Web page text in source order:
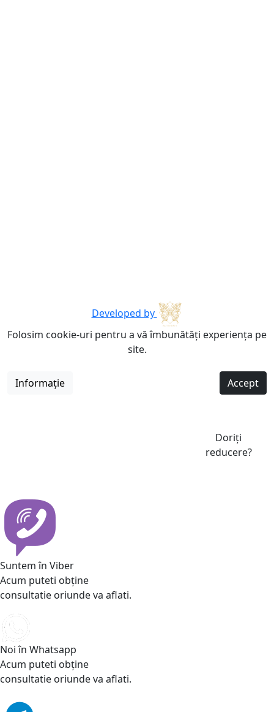
Developed by
Folosim cookie-uri pentru a vă îmbunătăți experiența pe
site.
Informație Accept
Doriți
reducere?
Suntem în Viber
Acum puteti obține
consultatie oriunde va aflati.
Noi în Whatsapp
Acum puteti obține
consultatie oriunde va aflati.